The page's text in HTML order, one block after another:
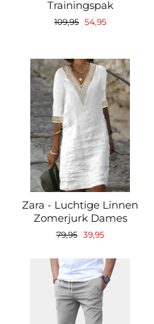
Trainingspak
Normale
109,95 Verkoopprijs
54,95
Zara - Luchtige Linnen
Zomerjurk Dames
Normale
79,95 Verkoopprijs
39,95